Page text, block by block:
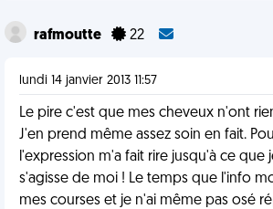
rafmoutte 22
lundi 14 janvier 2013 11:57
Le pire c'est que mes cheveux n'ont
J'en prend même assez soin en fait.
l'expression m'a fait rire jusqu'à ce que
s'agisse de moi ! Le temps que l'info
mes courses et je n'ai même pas osé